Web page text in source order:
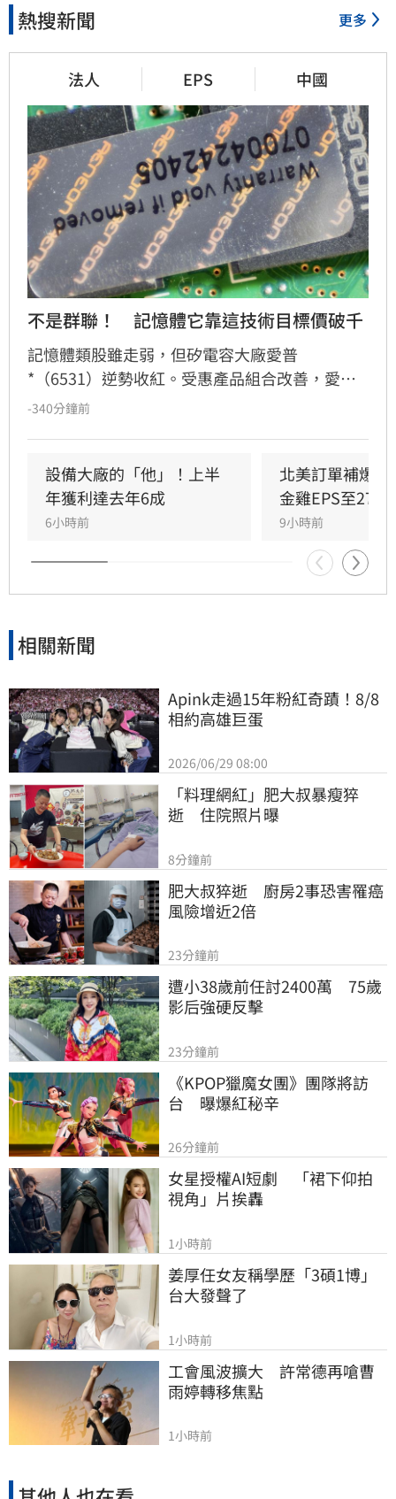
熱搜新聞 更多
法人 EPS 中國
不是群聯！　記憶體它靠這技術目標價破千
記憶體類股雖走弱，但矽電容大廠愛普
*（6531）逆勢收紅。受惠產品組合改善，愛普
第2季每股純益達4.18元。展望第3季，因記憶體
產品線成長動能明確，法人看好2026年起進入爆
發期，2027年獲利更有望挑戰每股逾35元。看好
長線基本面，多家法人紛紛調升目標價，最高上
看1430元。惟投資人仍需留意晶圓代工產能及匯
率波動等潛在風險。投資一定有風險，決策前請
審慎評估。
-340分鐘前
設備大廠的「他」！上半
年獲利達去年6成
6小時前
北美訂單補爆
金雞EPS至
9小時前
相關新聞
Apink走過15年粉紅奇蹟！8/8
相約高雄巨蛋
2026/06/29 08:00
「料理網紅」肥大叔暴瘦猝
逝　住院照片曝
8分鐘前
肥大叔猝逝　廚房2事恐害罹癌
風險增近2倍
23分鐘前
遭小38歲前任討2400萬　75歲
影后強硬反擊
23分鐘前
《KPOP獵魔女團》團隊將訪
台　曝爆紅秘辛
26分鐘前
女星授權AI短劇　「裙下仰拍
視角」片挨轟
1小時前
姜厚任女友稱學歷「3碩1博」
台大發聲了
1小時前
工會風波擴大　許常德再嗆曹
雨婷轉移焦點
1小時前